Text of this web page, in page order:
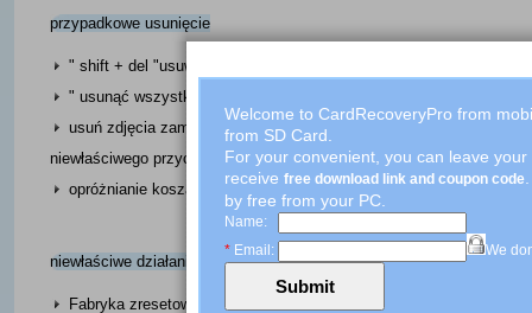
przypadkowe usunięcie
" shift + del "usuwanie bez wsparcia
" usunąć wszystkie "podczas usuwania nie tak dobre zdjęcia
usuń zdjęcia zamiast ratować poprzez przypadkowe naciśnięcie
niewłaściwego przycisku
opróżnianie kosza bez wsparcia
niewłaściwe działanie
Fabryka zresetowanie urządzenia bez wsparcia
Welcome to CardRecoveryPro from
from SD Card.
For your convenient, you can leave
receive free download link and coupon code
by free from your PC.
Name:
* Email: We